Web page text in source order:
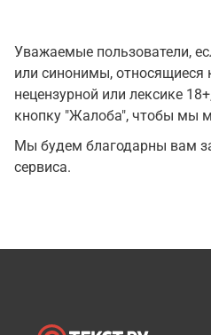
Уважаемые пользователи,
или синонимы, относящиеся
нецензурной или лексике
кнопку "Жалоба", чтобы мы
Мы будем благодарны вам
сервиса.